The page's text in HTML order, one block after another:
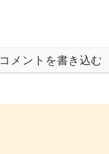
コメントを書き込む